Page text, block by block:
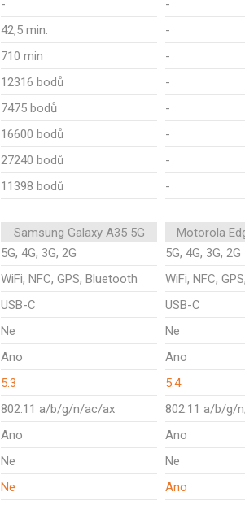
- -
42,5 min. -
710 min -
12316 bodů -
7475 bodů -
16600 bodů -
27240 bodů -
11398 bodů -
Samsung Galaxy A35 5G Motorola
5G, 4G, 3G, 2G 5G, 4G, 3G, 2G
WiFi, NFC, GPS, Bluetooth WiFi, NFC,
USB-C USB-C
Ne Ne
Ano Ano
5.3 5.4
802.11 a/b/g/n/ac/ax 802.11 a/b/g/
Ano Ano
Ne Ne
Ne Ano